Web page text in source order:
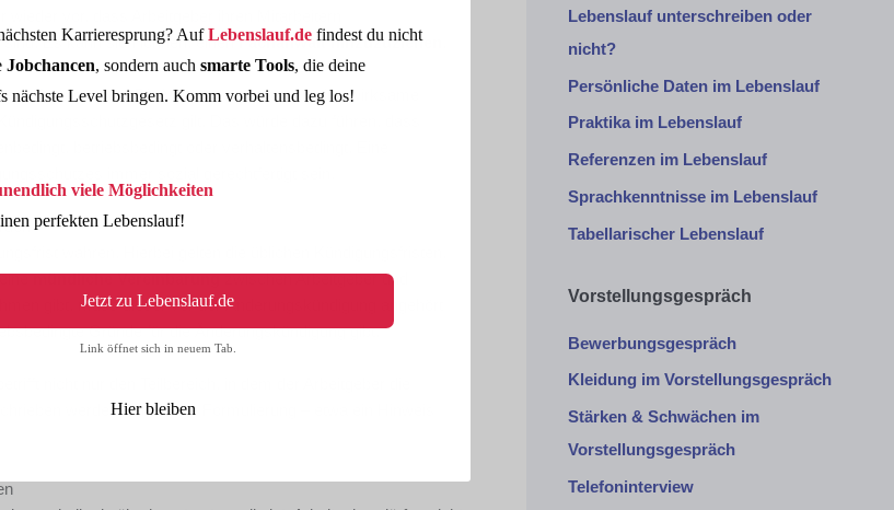
vor, dass Arbeitgeber ihren Mitarbeitern
Es kann sich lohnen, einenFachanwalt hinzuzuziehen
Kündigungen. Die Voraussetzungen für eine wirksame
gilt. Das würde dazu führen, dass
betriebsbedingt oder verhaltensbedingt. Eine
immer sozial gerechtfertigt sein.
wahren. Hierbei gelten die üblichen Kündigungsfristen.
mündliche Vereinbarungzwischen Arbeitgeber und
gibt, muss dieser vor der Änderungskündigung angehört
Gründe für die Änderungskündigung gibt.
nicht nur den Teilbereich, in dem der Arbeitgeber die
werden. Eine vage Formulierung – etwa ein Hinweis
Lebenslauf unterschreiben oder
nicht?
Persönliche Daten im Lebenslauf
Praktika im Lebenslauf
Referenzen im Lebenslauf
Sprachkenntnisse im Lebenslauf
Tabellarischer Lebenslauf
Vorstellungsgespräch
Bewerbungsgespräch
Kleidung im Vorstellungsgespräch
Stärken & Schwächen im
Vorstellungsgespräch
Telefoninterview
Link öffnet sich in neuem Tab.
Hier bleiben
Karrieresprung? AufLebenslauf.de findest du nicht
Jobchancen, sondern auch smarte Tools, die deine
nächste Level bringen. Komm vorbei und leg los!
viele Möglichkeiten
perfekten Lebenslauf!
Jetzt zu Lebenslauf.de